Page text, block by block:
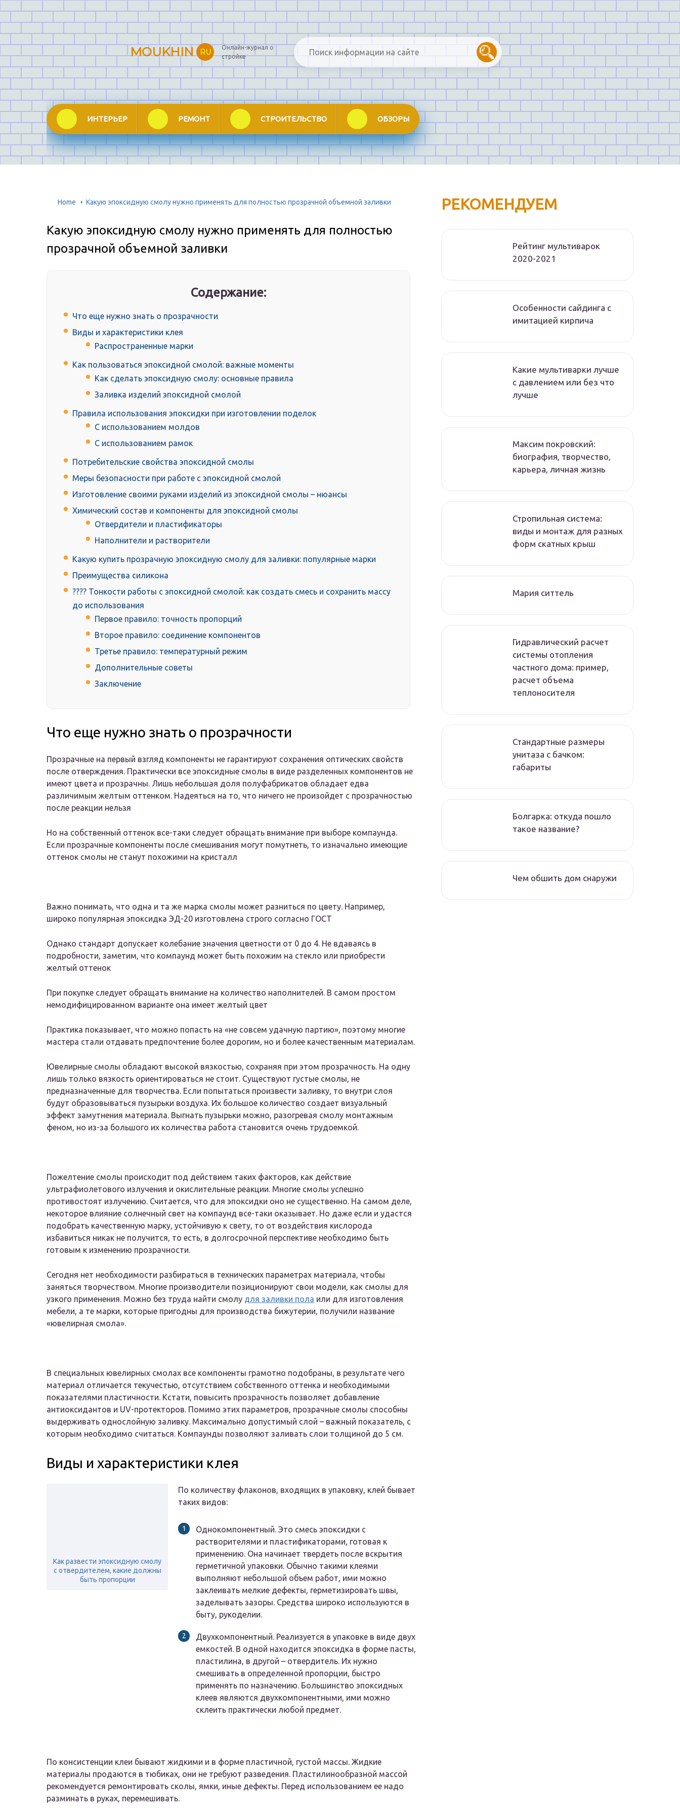
MOUKHIN RU
Онлайн-журнал о
стройке
ИНТЕРЬЕР РЕМОНТ СТРОИТЕЛЬСТВО ОБЗОРЫ
Home Какую эпоксидную смолу нужно применять для полностью прозрачной объемной заливки
Какую эпоксидную смолу нужно применять для полностью
прозрачной объемной заливки
Содержание:
Что еще нужно знать о прозрачности
Виды и характеристики клея
Распространенные марки
Как пользоваться эпоксидной смолой: важные моменты
Как сделать эпоксидную смолу: основные правила
Заливка изделий эпоксидной смолой
Правила использования эпоксидки при изготовлении поделок
С использованием молдов
С использованием рамок
Потребительские свойства эпоксидной смолы
Меры безопасности при работе с эпоксидной смолой
Изготовление своими руками изделий из эпоксидной смолы – нюансы
Химический состав и компоненты для эпоксидной смолы
Отвердители и пластификаторы
Наполнители и растворители
Какую купить прозрачную эпоксидную смолу для заливки: популярные марки
Преимущества силикона
???? Тонкости работы с эпоксидной смолой: как создать смесь и сохранить массу
до использования
Первое правило: точность пропорций
Второе правило: соединение компонентов
Третье правило: температурный режим
Дополнительные советы
Заключение
Что еще нужно знать о прозрачности
Прозрачные на первый взгляд компоненты не гарантируют сохранения оптических свойств
после отверждения. Практически все эпоксидные смолы в виде разделенных компонентов не
имеют цвета и прозрачны. Лишь небольшая доля полуфабрикатов обладает едва
различимым желтым оттенком. Надеяться на то, что ничего не произойдет с прозрачностью
после реакции нельзя
Но на собственный оттенок все-таки следует обращать внимание при выборе компаунда.
Если прозрачные компоненты после смешивания могут помутнеть, то изначально имеющие
оттенок смолы не станут похожими на кристалл
Важно понимать, что одна и та же марка смолы может разниться по цвету. Например,
широко популярная эпоксидка ЭД-20 изготовлена строго согласно ГОСТ
Однако стандарт допускает колебание значения цветности от 0 до 4. Не вдаваясь в
подробности, заметим, что компаунд может быть похожим на стекло или приобрести
желтый оттенок
При покупке следует обращать внимание на количество наполнителей. В самом простом
немодифицированном варианте она имеет желтый цвет
Практика показывает, что можно попасть на «не совсем удачную партию», поэтому многие
мастера стали отдавать предпочтение более дорогим, но и более качественным материалам.
Ювелирные смолы обладают высокой вязкостью, сохраняя при этом прозрачность. На одну
лишь только вязкость ориентироваться не стоит. Существуют густые смолы, не
предназначенные для творчества. Если попытаться произвести заливку, то внутри слоя
будут образовываться пузырьки воздуха. Их большое количество создает визуальный
эффект замутнения материала. Выгнать пузырьки можно, разогревая смолу монтажным
феном, но из-за большого их количества работа становится очень трудоемкой.
Пожелтение смолы происходит под действием таких факторов, как действие
ультрафиолетового излучения и окислительные реакции. Многие смолы успешно
противостоят излучению. Считается, что для эпоксидки оно не существенно. На самом деле,
некоторое влияние солнечный свет на компаунд все-таки оказывает. Но даже если и удастся
подобрать качественную марку, устойчивую к свету, то от воздействия кислорода
избавиться никак не получится, то есть, в долгосрочной перспективе необходимо быть
готовым к изменению прозрачности.
Сегодня нет необходимости разбираться в технических параметрах материала, чтобы
заняться творчеством. Многие производители позиционируют свои модели, как смолы для
узкого применения. Можно без труда найти смолу для заливки пола или для изготовления
мебели, а те марки, которые пригодны для производства бижутерии, получили название
«ювелирная смола».
В специальных ювелирных смолах все компоненты грамотно подобраны, в результате чего
материал отличается текучестью, отсутствием собственного оттенка и необходимыми
показателями пластичности. Кстати, повысить прозрачность позволяет добавление
антиоксидантов и UV-протекторов. Помимо этих параметров, прозрачные смолы способны
выдерживать однослойную заливку. Максимально допустимый слой – важный показатель, с
которым необходимо считаться. Компаунды позволяют заливать слои толщиной до 5 см.
Виды и характеристики клея
Как развести эпоксидную смолу
с отвердителем, какие должны
быть пропорции
По количеству флаконов, входящих в упаковку, клей бывает
таких видов:
Однокомпонентный. Это смесь эпоксидки с
растворителями и пластификаторами, готовая к
применению. Она начинает твердеть после вскрытия
герметичной упаковки. Обычно такими клеями
выполняют небольшой объем работ, ими можно
заклеивать мелкие дефекты, герметизировать швы,
заделывать зазоры. Средства широко используются в
быту, рукоделии.
Двухкомпонентный. Реализуется в упаковке в виде двух
емкостей. В одной находится эпоксидка в форме пасты,
пластилина, в другой – отвердитель. Их нужно
смешивать в определенной пропорции, быстро
применять по назначению. Большинство эпоксидных
клеев являются двухкомпонентными, ими можно
склеить практически любой предмет.
По консистенции клеи бывают жидкими и в форме пластичной, густой массы. Жидкие
материалы продаются в тюбиках, они не требуют разведения. Пластилинообразной массой
рекомендуется ремонтировать сколы, ямки, иные дефекты. Перед использованием ее надо
разминать в руках, перемешивать.
РЕКОМЕНДУЕМ
Рейтинг мультиварок
2020-2021
Особенности сайдинга с
имитацией кирпича
Какие мультиварки лучше
с давлением или без что
лучше
Максим покровский:
биография, творчество,
карьера, личная жизнь
Стропильная система:
виды и монтаж для разных
форм скатных крыш
Мария ситтель
Гидравлический расчет
системы отопления
частного дома: пример,
расчет объема
теплоносителя
Стандартные размеры
унитаза с бачком:
габариты
Болгарка: откуда пошло
такое название?
Чем обшить дом снаружи